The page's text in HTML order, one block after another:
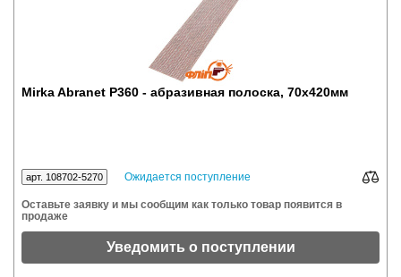
Mirka Abranet P360 - абразивная полоска, 70x420мм
арт. 108702-5270 Ожидается поступление
Оставьте заявку и мы сообщим как только товар появится в
продаже
Уведомить о поступлении